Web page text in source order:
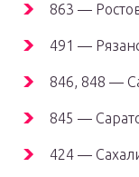
863 —
491 —
846, 848 —
845 —
424 —